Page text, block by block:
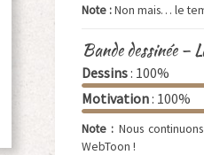
Note :Non mais… le
Bande dessinée –
Dessins: 100%
Motivation: 100%
Note : Nous
WebToon !